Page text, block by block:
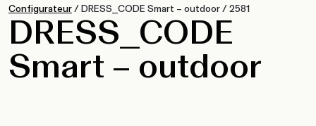
Configurateur/DRESS_CODE Smart – outdoor/2581
DRESS_CODE
Smart – outdoor